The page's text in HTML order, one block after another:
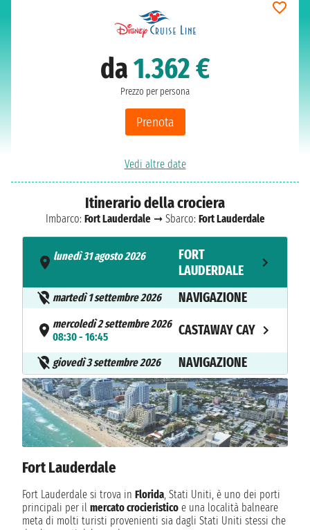
da1.362 €
Prezzo per persona
Prenota
Vedi altre date
Itinerario della crociera
Imbarco: Fort Lauderdale➞ Sbarco: Fort Lauderdale
lunedì 31 agosto 2026
FORT
LAUDERDALE
martedì 1 settembre 2026 NAVIGAZIONE
mercoledì 2 settembre 2026
08:30 - 16:45
CASTAWAY CAY
giovedì 3 settembre 2026 NAVIGAZIONE
venerdì 4 settembre 2026
08:00
FORT
LAUDERDALE
Fort Lauderdale
Fort Lauderdale si trova in Florida, Stati Uniti, è uno dei porti
principali per il mercato crocieristico e una località balneare
meta di molti turisti provenienti sia dagli Stati Uniti stessi che